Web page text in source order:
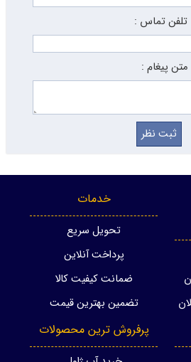
تلفن تماس :
متن پیغام :
خدمات
تحویل سریع
پرداخت آنلاین
ضمانت کیفیت کالا
تضمین بهترین قیمت
پرفروش ترین محصولات